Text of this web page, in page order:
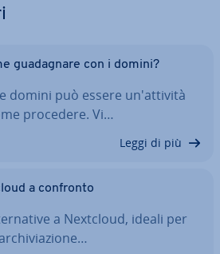
gua­da­gna­re con i domini?
domini può essere un'at­ti­vi­tà
procedere. Vi…
Leggi di più
a confronto
a Nextcloud, ideali per